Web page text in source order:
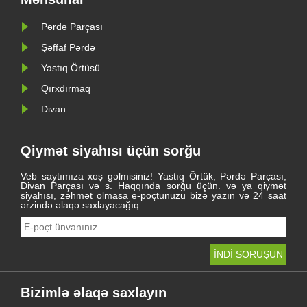
Pərdə Parçası
Şəffaf Pərdə
Yastıq Örtüsü
Qırxdırmaq
Divan
Qiymət siyahısı üçün sorğu
Veb saytımıza xoş gəlmisiniz! Yastıq Örtük, Pərdə Parçası,
Divan Parçası və s. Haqqında sorğu üçün. və ya qiymət
siyahısı, zəhmət olmasa e-poçtunuzu bizə yazın və 24 saat
ərzində əlaqə saxlayacağıq.
Bizimlə əlaqə saxlayın